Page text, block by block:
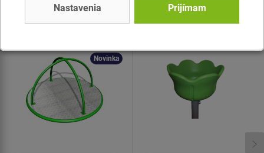
Produkt - KON-0006K-10
Kolotoč na státie
m) - celokovový
Novinka
Produkt - KON-0057K-10
Kolotoč Tulipán
Nastavenia Prijímam